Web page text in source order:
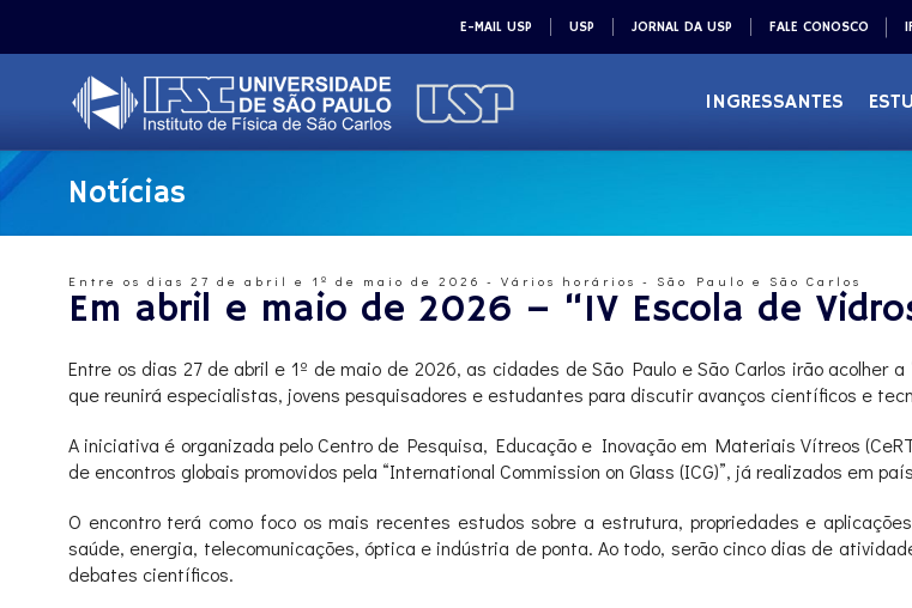
E-MAIL USP USP JORNAL DA USP FALE CONOSCO
INGRESSANTES
Notícias
Entre os dias 27 de abril e 1º de maio de 2026 - Vários horários - São Paulo e São Carlos
Em abril e maio de 2026 – “IV Escola de
Entre os dias 27 de abril e 1º de maio de 2026, as cidades de São Paulo e São Carlos irão acolher
que reunirá especialistas, jovens pesquisadores e estudantes para discutir avanços científicos e
A iniciativa é organizada pelo Centro de Pesquisa, Educação e Inovação em Materiais Vítreos
de encontros globais promovidos pela “International Commission on Glass (ICG)”, já realizados em
O encontro terá como foco os mais recentes estudos sobre a estrutura, propriedades e
saúde, energia, telecomunicações, óptica e indústria de ponta. Ao todo, serão cinco dias de
debates científicos.